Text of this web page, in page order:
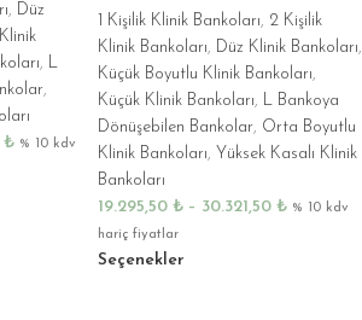
, Düz
, L
,
₺ % 10 kdv
1 Kişilik Klinik Bankoları, 2 Kişilik
Klinik Bankoları, Düz Klinik Bankoları,
Küçük Boyutlu Klinik Bankoları,
Küçük Klinik Bankoları, L Bankoya
Dönüşebilen Bankolar, Orta Boyutlu
Klinik Bankoları, Yüksek Kasalı Klinik
Bankoları
19.295,50 ₺ – 30.321,50 ₺ % 10 kdv
hariç fiyatlar
Seçenekler